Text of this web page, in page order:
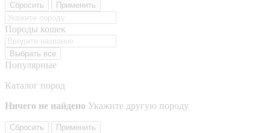
Сбросить Применить
Породы кошек
Выбрать все
Популярные
Каталог пород
Ничего не найдено Укажите другую породу
Сбросить Применить